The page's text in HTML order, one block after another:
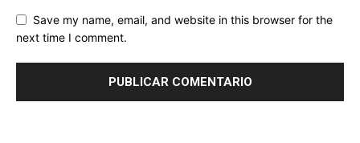
Save my name, email, and website in this browser for the
next time I comment.